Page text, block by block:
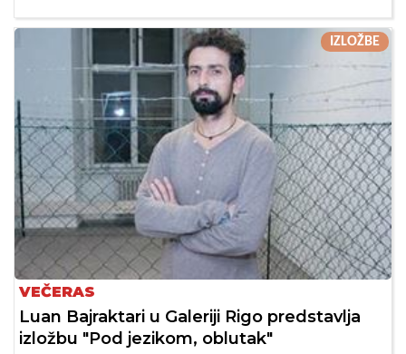
IZLOŽBE
VEČERAS
Luan Bajraktari u Galeriji Rigo predstavlja
izložbu "Pod jezikom, oblutak"